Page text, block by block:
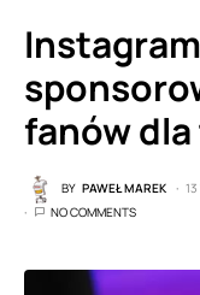
fanów
BY PAWEŁ MAREK
NO COMMENTS